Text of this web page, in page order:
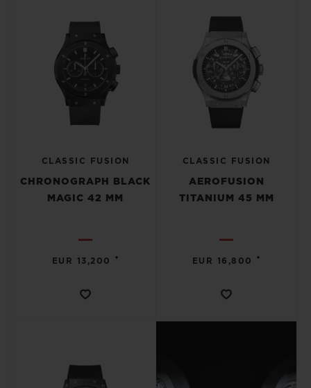
CLASSIC FUSION
CHRONOGRAPH BLACK
MAGIC 42 MM
EUR 13,200 •
CLASSIC FUSION
AEROFUSION
TITANIUM 45 MM
EUR 16,800 •